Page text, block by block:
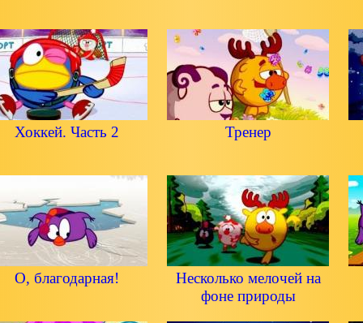
Хоккей. Часть 2 Тренер
О, благодарная!
Несколько мелочей на
фоне природы